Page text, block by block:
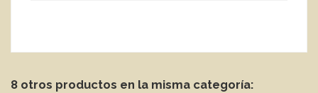
8 otros productos en la misma categoría: